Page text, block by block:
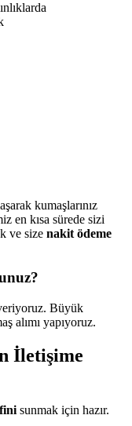
kumaşlarınız
en kısa sürede sizi
ve size nakit ödeme
Büyük
alımı yapıyoruz.
İletişime
sunmak için hazır.